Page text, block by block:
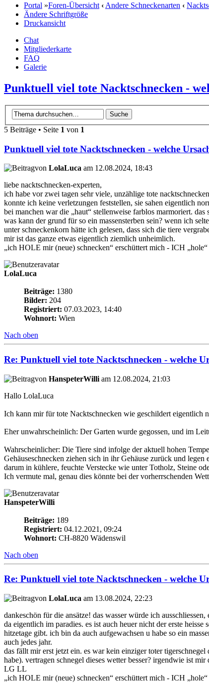
Portal »Foren-Übersicht ‹Andere Schneckenarten ‹
Ändere Schriftgröße
Druckansicht
Chat
Mitgliederkarte
FAQ
Galerie
Punktuell viel tote Nacktschnecken -
5 Beiträge • Seite 1 von 1
Punktuell viel tote Nacktschnecken - welche
von LolaLuca am 12.08.2024, 18:43
liebe nacktschnecken-experten,
ich habe vor zwei tagen sehr viele, unzählige tote
konnte ich keine verletzungen feststellen, sie sahen eigentlich
bei manchen war die „haut“ stellenweise farblos marmoriert. das
was kann der grund für so ein massensterben sein? wenn ich
unter schneckenkorn hätte ich gelesen, dass sich die tiere
mir ist das ganze etwas eigentlich ziemlich unheimlich.
„ich HOLE mir (neue) schnecken“ erschüttert mich - ICH
LolaLuca
Beiträge: 1380
Bilder: 204
Registriert: 07.03.2023, 14:40
Wohnort: Wien
Nach oben
Re: Punktuell viel tote Nacktschnecken - welche
von HanspeterWilli am 12.08.2024, 21:03
Hallo LolaLuca
Ich kann mir für tote Nacktschnecken wie geschildert eigentlich
Eher unwahrscheinlich: Der Garten wurde gegossen, und im
Wahrscheinlicher: Die Tiere sind infolge der aktuell hohen
Gehäuseschnecken ziehen sich in ihr Gehäuse zurück und
darum in kühlere, feuchte Verstecke wie unter Totholz, Steine
Ich vermute mal, genau dies könnte bei der vorherrschenden
HanspeterWilli
Beiträge: 189
Registriert: 04.12.2021, 09:24
Wohnort: CH-8820 Wädenswil
Nach oben
Re: Punktuell viel tote Nacktschnecken - welche
von LolaLuca am 13.08.2024, 22:23
dankeschön für die ansätze! das wasser würde ich
da eigentlich im paradies. es ist auch heuer nicht der erste
hitzetage gibt. ich bin da auch aufgewachsen u habe so ein
auch jedes jahr.
das fällt mir erst jetzt ein. es war kein einziger toter
habe). vertragen schnegel dieses wetter besser? irgendwie ist
LG LL
„ich HOLE mir (neue) schnecken“ erschüttert mich - ICH